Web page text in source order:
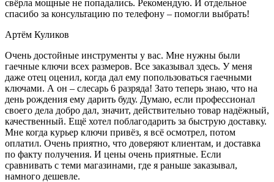
свёрла мощные не попадались. Рекомендую. И отдельное
спасибо за консультацию по телефону – помогли выбрать!
Артём Куликов
Очень достойные инструменты у вас. Мне нужны были
гаечные ключи всех размеров. Все заказывал здесь. У меня
даже отец оценил, когда дал ему попользоваться гаечными
ключами. А он – слесарь 6 разряда! Зато теперь знаю, что на
день рождения ему дарить буду. Думаю, если профессионал
своего дела добро дал, значит, действительно товар надёжный,
качественный. Ещё хотел поблагодарить за быструю доставку.
Мне когда курьер ключи привёз, я всё осмотрел, потом
оплатил. Очень приятно, что доверяют клиентам, и доставка
по факту получения. И цены очень приятные. Если
сравнивать с теми магазинами, где я раньше заказывал,
намного дешевле.